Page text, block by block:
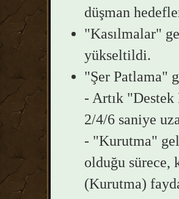
düşman
"Kasılmalar"
yükseltildi.
"Şer Patlama"
- Artık
2/4/6 saniye
- "Kurutma"
olduğu sürece,
(Kurutma)